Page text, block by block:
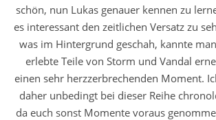
schön, nun Lukas genauer kennen zu
es interessant den zeitlichen Versatz zu
was im Hintergrund geschah, kannte
erlebte Teile von Storm und Vandal
einen sehr herzzerbrechenden Moment.
daher unbedingt bei dieser Reihe
da euch sonst Momente voraus